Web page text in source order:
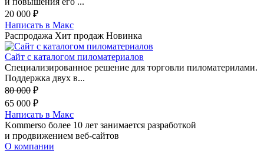
20 000 ₽
Написать в Макс
Распродажа Хит продаж Новинка
Сайт с каталогом пиломатериалов
Специализированное решение для торговли пиломатерилами.
Поддержка двух в...
80 000 ₽
65 000 ₽
Написать в Макс
Kommerso более 10 лет занимается разработкой
и продвижением веб-сайтов
О компании